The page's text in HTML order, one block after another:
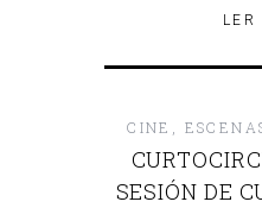
LER
CINE ,
SESIÓN DE